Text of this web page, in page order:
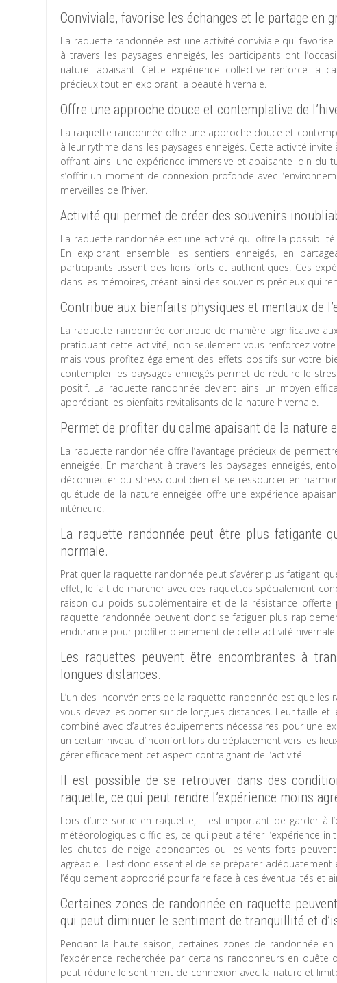
Conviviale, favorise les échanges et le partage en
La raquette randonnée est une activité conviviale qui
à travers les paysages enneigés, les participants ont
naturel apaisant. Cette expérience collective renforce la
précieux tout en explorant la beauté hivernale.
Offre une approche douce et contemplative de
La raquette randonnée offre une approche douce et
à leur rythme dans les paysages enneigés. Cette activité
offrant ainsi une expérience immersive et apaisante loin du
s’offrir un moment de connexion profonde avec
merveilles de l’hiver.
Activité qui permet de créer des souvenirs
La raquette randonnée est une activité qui offre la
En explorant ensemble les sentiers enneigés, en
participants tissent des liens forts et authentiques. Ces
dans les mémoires, créant ainsi des souvenirs précieux qui
Contribue aux bienfaits physiques et mentaux de
La raquette randonnée contribue de manière significative
pratiquant cette activité, non seulement vous renforcez
mais vous profitez également des effets positifs sur votre
contempler les paysages enneigés permet de réduire le
positif. La raquette randonnée devient ainsi un moyen
appréciant les bienfaits revitalisants de la nature hivernale.
Permet de profiter du calme apaisant de la nature
La raquette randonnée offre l’avantage précieux de
enneigée. En marchant à travers les paysages enneigés,
déconnecter du stress quotidien et se ressourcer en
quiétude de la nature enneigée offre une expérience
intérieure.
La raquette randonnée peut être plus fatigante
normale.
Pratiquer la raquette randonnée peut s’avérer plus fatigant
effet, le fait de marcher avec des raquettes spécialement
raison du poids supplémentaire et de la résistance
raquette randonnée peuvent donc se fatiguer plus
endurance pour profiter pleinement de cette activité hivernale.
Les raquettes peuvent être encombrantes à
longues distances.
L’un des inconvénients de la raquette randonnée est que
vous devez les porter sur de longues distances. Leur taille
combiné avec d’autres équipements nécessaires pour une
un certain niveau d’inconfort lors du déplacement vers les
gérer efficacement cet aspect contraignant de l’activité.
Il est possible de se retrouver dans des
raquette, ce qui peut rendre l’expérience moins
Lors d’une sortie en raquette, il est important de garder à
météorologiques difficiles, ce qui peut altérer l’expérience
les chutes de neige abondantes ou les vents forts
agréable. Il est donc essentiel de se préparer
l’équipement approprié pour faire face à ces éventualités et
Certaines zones de randonnée en raquette
qui peut diminuer le sentiment de tranquillité et
Pendant la haute saison, certaines zones de randonnée
l’expérience recherchée par certains randonneurs en
peut réduire le sentiment de connexion avec la nature et